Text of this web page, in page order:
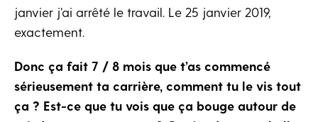
janvier j’ai arrêté le travail. Le 25 janvier 2019,
exactement.
Donc ça fait 7 / 8 mois que t’as commencé
sérieusement ta carrière, comment tu le vis tout
ça ? Est-ce que tu vois que ça bouge autour de